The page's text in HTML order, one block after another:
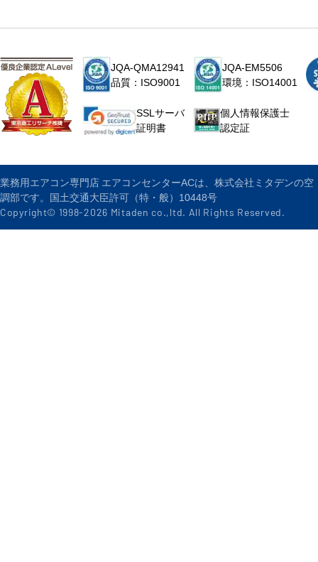
JQA-QMA12941
品質：ISO9001
JQA-EM5506
環境：ISO14001
SSLサーバ
証明書
個人情報保護士
認定証
業務用エアコン専門店 エアコンセンターACは、株式会社ミタデンの空
調部です。国土交通大臣許可（特・般）10448号
Copyright© 1998-2026 Mitaden co.,ltd. All Rights Reserved.